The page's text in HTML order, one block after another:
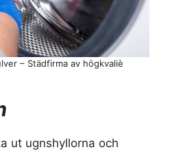
ut ugnshyllorna och
– Städfirma av högkvaliè